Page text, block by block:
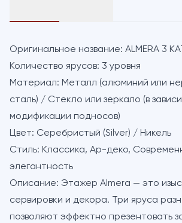
Оригинальное название: ALMERA 3
Количество ярусов: 3 уровня
Материал: Металл (алюминий или
сталь) / Стекло или зеркало (в
модификации подносов)
Цвет: Серебристый (Silver) / Никель
Стиль: Классика, Ар-деко,
элегантность
Описание: Этажер Almera — это
сервировки и декора. Три яруса
позволяют эффектно презентовать